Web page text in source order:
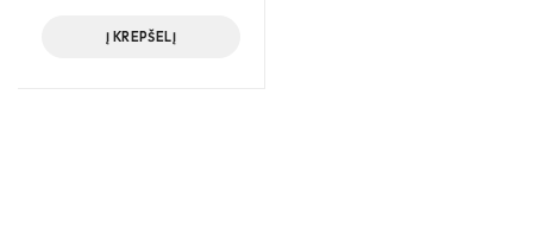
Į KREPŠELĮ